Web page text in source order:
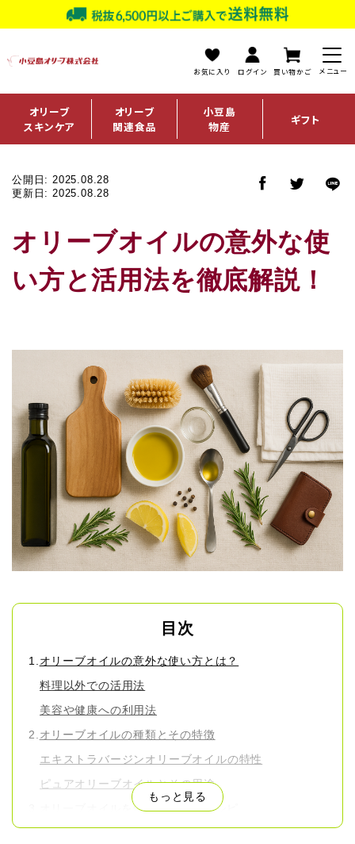
お気に入り ログイン 買い物かご
オリーブ
スキンケア
オリーブ
関連食品
小豆島
物産
ギフト
公開日: 2025.08.28
更新日: 2025.08.28
オリーブオイルの意外な使
い方と活用法を徹底解説！
目次
もっと見る
オリーブオイルの意外な使い方とは？
料理以外での活用法
美容や健康への利用法
オリーブオイルの種類とその特徴
エキストラバージンオリーブオイルの特性
ピュアオリーブオイルとその用途
オリーブオイルを使った意外なレシピ